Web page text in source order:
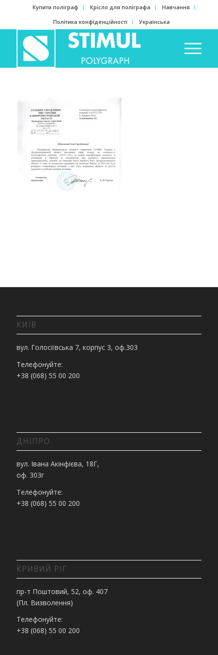
Купити поліграф Крісло для поліграфа
Навчання
Політика конфіденційності
Українська
КИЇВ
вул. Голосіївська 7, корпус 3, оф.303
Телефонуйте:
+38 (068) 55 00 200
ДНІПРО
вул. Івана Акінфієва, 18Г,
оф. 303г
Телефонуйте:
+38 (068) 55 00 200
КРИВИЙ РІГ
пр-т Поштовий, 52, оф. 407
(Пл. Визволення)
Телефонуйте:
+38 (068) 55 00 200